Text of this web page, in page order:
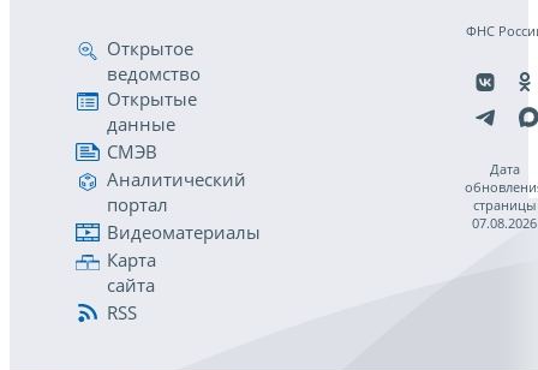
Открытое
ведомство
Открытые
данные
СМЭВ
Аналитический
портал
Видеоматериалы
Карта
сайта
RSS
ФНС
Дата
страницы
07.08.2026